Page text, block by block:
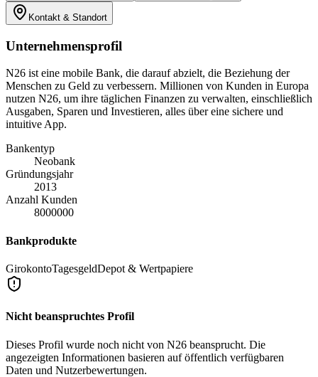
Kontakt & Standort
Unternehmensprofil
N26 ist eine mobile Bank, die darauf abzielt, die Beziehung der
Menschen zu Geld zu verbessern. Millionen von Kunden in Europa
nutzen N26, um ihre täglichen Finanzen zu verwalten, einschließlich
Ausgaben, Sparen und Investieren, alles über eine sichere und
intuitive App.
Bankentyp
Neobank
Gründungsjahr
2013
Anzahl Kunden
8000000
Bankprodukte
GirokontoTagesgeldDepot & Wertpapiere
Nicht beanspruchtes Profil
Dieses Profil wurde noch nicht von N26 beansprucht. Die
angezeigten Informationen basieren auf öffentlich verfügbaren
Daten und Nutzerbewertungen.